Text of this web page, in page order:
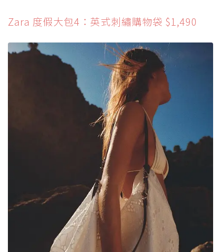
Zara 度假大包4：英式刺繡購物袋 $1,490